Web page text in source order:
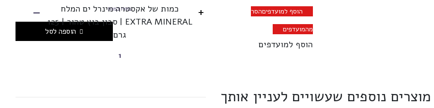
+
כמות של אקסטרה מינרל ים המלח
EXTRA MINERAL | סבון בוץ טהור | 125
גרם
בחרו כמות -
הוספה לסל
הוסף למועדפיםהסר
מהמועדפים
הוסף למועדפים
מוצרים נוספים שעשויים לעניין אותך